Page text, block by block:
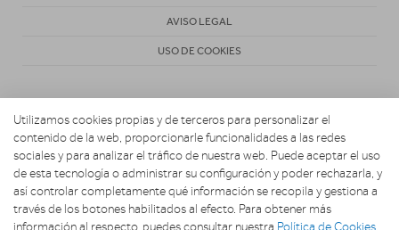
AVISO LEGAL
USO DE COOKIES
Copyright 2026. Comercial Nacel
Utilizamos cookies propias y de terceros para personalizar el
contenido de la web, proporcionarle funcionalidades a las redes
sociales y para analizar el tráfico de nuestra web. Puede aceptar el uso
de esta tecnología o administrar su configuración y poder rechazarla, y
así controlar completamente qué información se recopila y gestiona a
través de los botones habilitados al efecto. Para obtener más
información al respecto, puedes consultar nuestra Política de Cookies